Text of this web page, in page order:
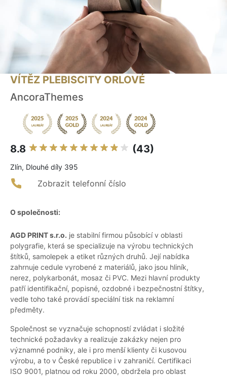
VÍTĚZ PLEBISCITY ORLOVÉ
AncoraThemes
8.8 (43)
Zlín, Dlouhé díly 395
Zobrazit telefonní číslo
O společnosti:
AGD PRINT s.r.o. je stabilní firmou působící v oblasti
polygrafie, která se specializuje na výrobu technických
štítků, samolepek a etiket různých druhů. Její nabídka
zahrnuje cedule vyrobené z materiálů, jako jsou hliník,
nerez, polykarbonát, mosaz či PVC. Mezi hlavní produkty
patří identifikační, popisné, ozdobné i bezpečnostní štítky,
vedle toho také provádí speciální tisk na reklamní
předměty.
Společnost se vyznačuje schopností zvládat i složité
technické požadavky a realizuje zakázky nejen pro
významné podniky, ale i pro menší klienty či kusovou
výrobu, a to v České republice i v zahraničí. Certifikaci
ISO 9001, platnou od roku 2000, obdržela pro oblast